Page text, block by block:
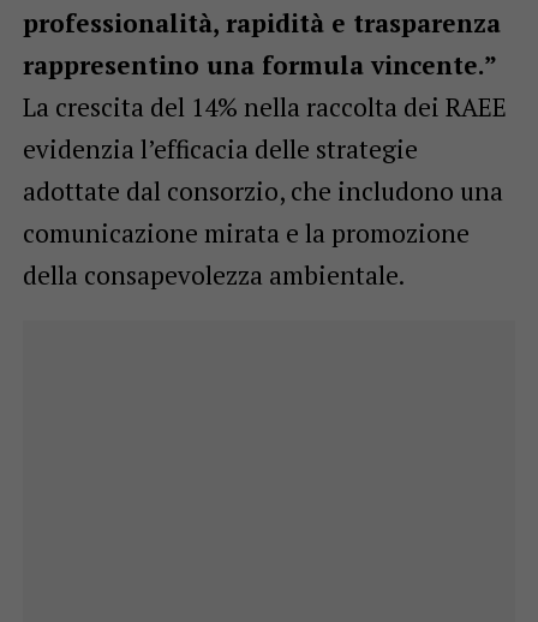
professionalità, rapidità e trasparenza
rappresentino una formula vincente.”
La crescita del 14% nella raccolta dei RAEE
evidenzia l’efficacia delle strategie
adottate dal consorzio, che includono una
comunicazione mirata e la promozione
della consapevolezza ambientale.